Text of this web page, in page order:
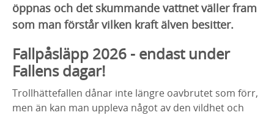
öppnas och det skummande vattnet väller fram
som man förstår vilken kraft älven besitter.
Fallpåsläpp 2026 - endast under
Fallens dagar!
Trollhättefallen dånar inte längre oavbrutet som förr,
men än kan man uppleva något av den vildhet och